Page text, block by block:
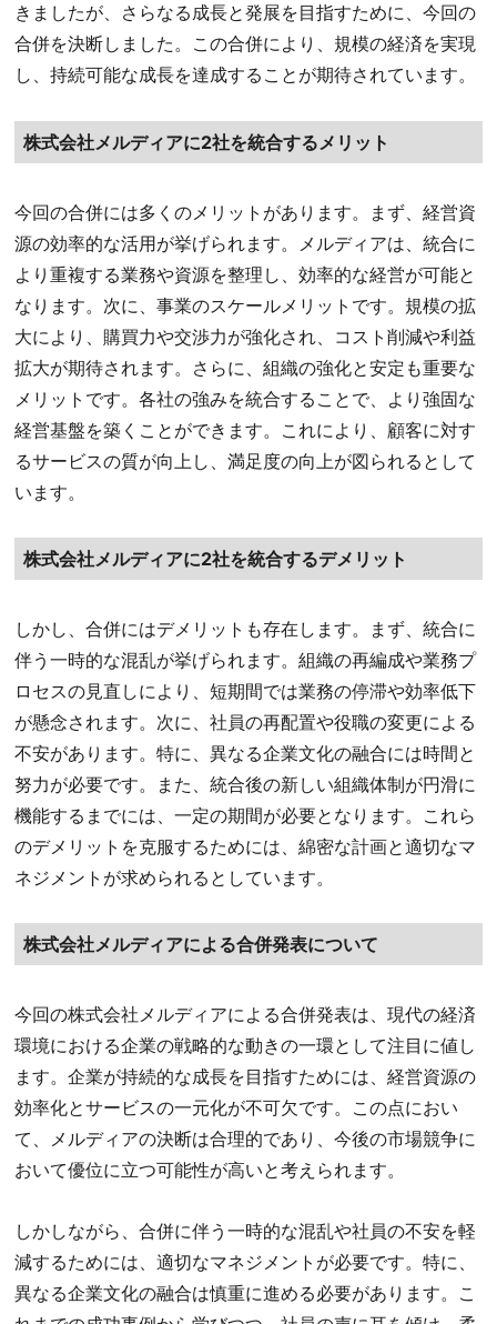
きましたが、さらなる成長と発展を目指すために、今回の
合併を決断しました。この合併により、規模の経済を実現
し、持続可能な成長を達成することが期待されています。
株式会社メルディアに2社を統合するメリット
今回の合併には多くのメリットがあります。まず、経営資
源の効率的な活用が挙げられます。メルディアは、統合に
より重複する業務や資源を整理し、効率的な経営が可能と
なります。次に、事業のスケールメリットです。規模の拡
大により、購買力や交渉力が強化され、コスト削減や利益
拡大が期待されます。さらに、組織の強化と安定も重要な
メリットです。各社の強みを統合することで、より強固な
経営基盤を築くことができます。これにより、顧客に対す
るサービスの質が向上し、満足度の向上が図られるとして
います。
株式会社メルディアに2社を統合するデメリット
しかし、合併にはデメリットも存在します。まず、統合に
伴う一時的な混乱が挙げられます。組織の再編成や業務プ
ロセスの見直しにより、短期間では業務の停滞や効率低下
が懸念されます。次に、社員の再配置や役職の変更による
不安があります。特に、異なる企業文化の融合には時間と
努力が必要です。また、統合後の新しい組織体制が円滑に
機能するまでには、一定の期間が必要となります。これら
のデメリットを克服するためには、綿密な計画と適切なマ
ネジメントが求められるとしています。
株式会社メルディアによる合併発表について
今回の株式会社メルディアによる合併発表は、現代の経済
環境における企業の戦略的な動きの一環として注目に値し
ます。企業が持続的な成長を目指すためには、経営資源の
効率化とサービスの一元化が不可欠です。この点におい
て、メルディアの決断は合理的であり、今後の市場競争に
おいて優位に立つ可能性が高いと考えられます。
しかしながら、合併に伴う一時的な混乱や社員の不安を軽
減するためには、適切なマネジメントが必要です。特に、
異なる企業文化の融合は慎重に進める必要があります。こ